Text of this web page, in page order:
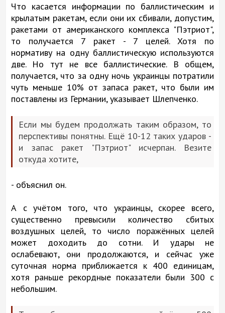
Что касается информации по баллистическим и
крылатым ракетам, если они их сбивали, допустим,
ракетами от американского комплекса "Пэтриот",
то получается 7 ракет - 7 целей. Хотя по
нормативу на одну баллистическую используются
две. Но тут не все баллистические. В общем,
получается, что за одну ночь украинцы потратили
чуть меньше 10% от запаса ракет, что были им
поставлены из Германии, указывает Шлепченко.
Если мы будем продолжать таким образом, то
перспективы понятны. Ещё 10-12 таких ударов -
и запас ракет "Пэтриот" исчерпан. Везите
откуда хотите,
- объяснил он.
А с учётом того, что украинцы, скорее всего,
существенно превысили количество сбитых
воздушных целей, то число поражённых целей
может доходить до сотни. И удары не
ослабевают, они продолжаются, и сейчас уже
суточная норма приближается к 400 единицам,
хотя раньше рекордные показатели были 300 с
небольшим.